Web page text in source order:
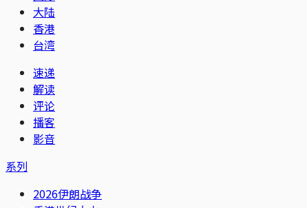
大陆
香港
台湾
速递
解读
评论
播客
影音
系列
2026伊朗战争